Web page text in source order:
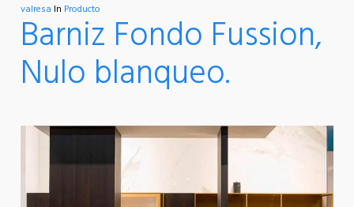
valresa In Producto
Barniz Fondo Fussion,
Nulo blanqueo.